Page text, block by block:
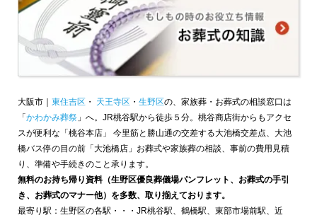
大阪市｜ 東住吉区 ・ 天王寺区 ・ 生野区の、家族葬・お葬式の相談窓口は
「かわかみ葬祭 」へ。JR桃谷駅から徒歩５分。桃谷商店街からもアクセ
スが便利な「桃谷本店」 今里筋と勝山通の交差する大池橋交差点、大池
橋バス停の目の前「大池橋店」お葬式や家族葬の相談、事前の費用見積
り、準備や手続きのこと承ります。
無料のお持ち帰り資料（生野区優良葬儀場パンフレット、お葬式の手引
き、お葬式のマナー他）を多数、取り揃えております。
最寄り駅：生野区の各駅・・・JR桃谷駅、鶴橋駅、東部市場前駅、近